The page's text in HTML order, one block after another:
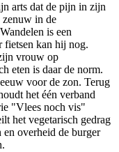
arts dat de pijn in zijn
zenuw in de
is een
fietsen kan hij nog.
vrouw op
eten is daar de norm.
voor de zon. Terug
het één verband
"Vlees noch vis"
het vegetarisch gedrag
en overheid de burger